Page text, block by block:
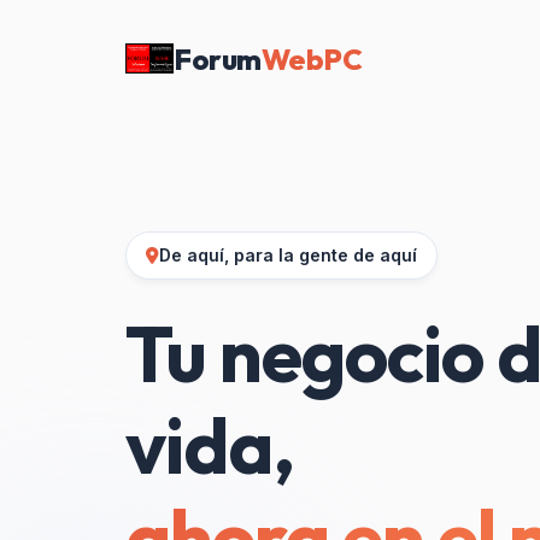
ForumWebPC
De aquí, para la gente de aquí
Tu negocio
vida,